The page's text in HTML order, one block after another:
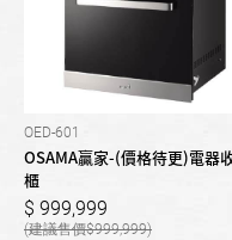
OED-601
OSAMA贏家-(價格待更)電器
櫃
999,999
999,999